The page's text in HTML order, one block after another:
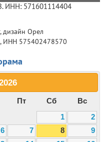
ИНН: 571601114404
ИНН 575402478570
Пт Сб
Вс
1
2
6 7 8
9